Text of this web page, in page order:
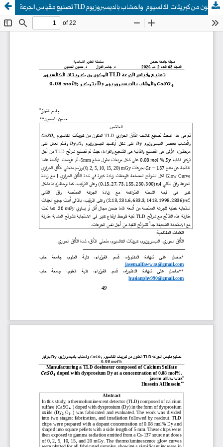
تصنيع مقياس الجرعة TLD المكون من كبريتات الكالسيوم والمشاب بالديسبروزيوم Dy بتركيز